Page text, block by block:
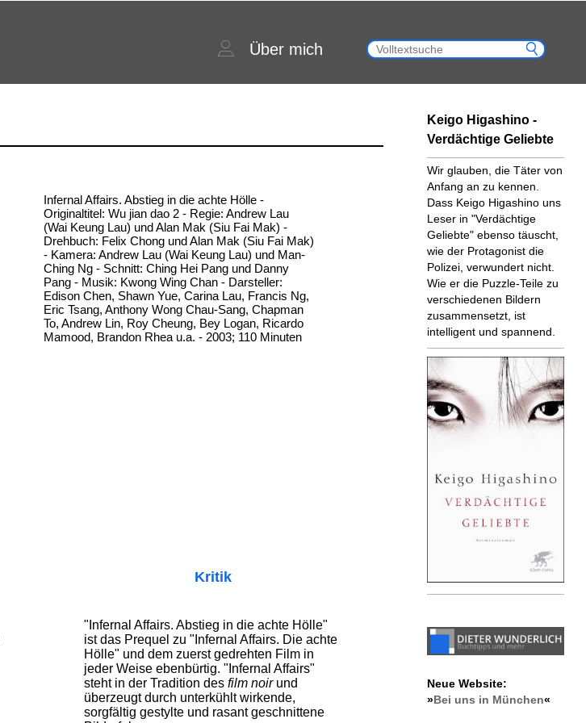
Über mich
Infernal Affairs. Abstieg in die achte Hölle -
Originaltitel: Wu jian dao 2 - Regie: Andrew Lau
(Wai Keung Lau) und Alan Mak (Siu Fai Mak) -
Drehbuch: Felix Chong und Alan Mak (Siu Fai Mak)
- Kamera: Andrew Lau (Wai Keung Lau) und Man-
Ching Ng - Schnitt: Ching Hei Pang und Danny
Pang - Musik: Kwong Wing Chan - Darsteller:
Edison Chen, Shawn Yue, Carina Lau, Francis Ng,
Eric Tsang, Anthony Wong Chau-Sang, Chapman
To, Andrew Lin, Roy Cheung, Bey Logan, Ricardo
Mamood, Brandon Rhea u.a. - 2003; 110 Minuten
Kritik
"Infernal Affairs. Abstieg in die achte Hölle"
ist das Prequel zu "Infernal Affairs. Die achte
Hölle" und dem zuerst gedrehten Film in
jeder Weise ebenbürtig. "Infernal Affairs"
steht in der Tradition des film noirund
überzeugt durch unterkühlt wirkende,
sorgfältig gestylte und rasant geschnittene
Keigo Higashino -
Verdächtige Geliebte
Wir glauben, die Täter von
Anfang an zu kennen.
Dass Keigo Higashino uns
Leser in "Verdächtige
Geliebte" ebenso täuscht,
wie der Protagonist die
Polizei, verwundert nicht.
Wie er die Puzzle-Teile zu
verschiedenen Bildern
zusammensetzt, ist
intelligent und spannend.
Neue Website:
»Bei uns in München«